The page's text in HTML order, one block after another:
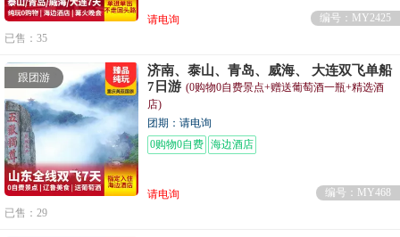
请电询
编号：MY2425
已售：35
跟团游
济南、泰山、青岛、威海、 大连双飞单船
7日游 (0购物0自费景点+赠送葡萄酒一瓶+精选酒
店)
团期：请电询
0购物0自费 海边酒店
请电询
编号：MY468
已售：29